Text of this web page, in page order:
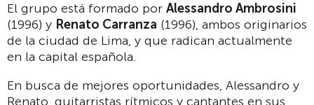
El grupo está formado por Alessandro Ambrosini
(1996) y Renato Carranza (1996), ambos originarios
de la ciudad de Lima, y que radican actualmente
en la capital española.
En busca de mejores oportunidades, Alessandro y
Renato, guitarristas rítmicos y cantantes en sus